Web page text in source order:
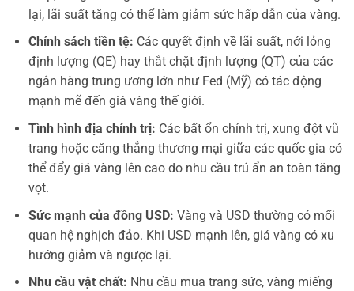
lại, lãi suất tăng có thể làm giảm sức hấp dẫn của vàng.
Chính sách tiền tệ: Các quyết định về lãi suất, nới lỏng
định lượng (QE) hay thắt chặt định lượng (QT) của các
ngân hàng trung ương lớn như Fed (Mỹ) có tác động
mạnh mẽ đến giá vàng thế giới.
Tình hình địa chính trị: Các bất ổn chính trị, xung đột vũ
trang hoặc căng thẳng thương mại giữa các quốc gia có
thể đẩy giá vàng lên cao do nhu cầu trú ẩn an toàn tăng
vọt.
Sức mạnh của đồng USD: Vàng và USD thường có mối
quan hệ nghịch đảo. Khi USD mạnh lên, giá vàng có xu
hướng giảm và ngược lại.
Nhu cầu vật chất: Nhu cầu mua trang sức, vàng miếng